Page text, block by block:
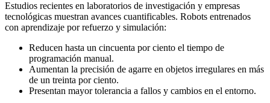
Estudios recientes en laboratorios de investigación y empresas
tecnológicas muestran avances cuantificables. Robots entrenados
con aprendizaje por refuerzo y simulación:
Reducen hasta un cincuenta por ciento el tiempo de
programación manual.
Aumentan la precisión de agarre en objetos irregulares en más
de un treinta por ciento.
Presentan mayor tolerancia a fallos y cambios en el entorno.